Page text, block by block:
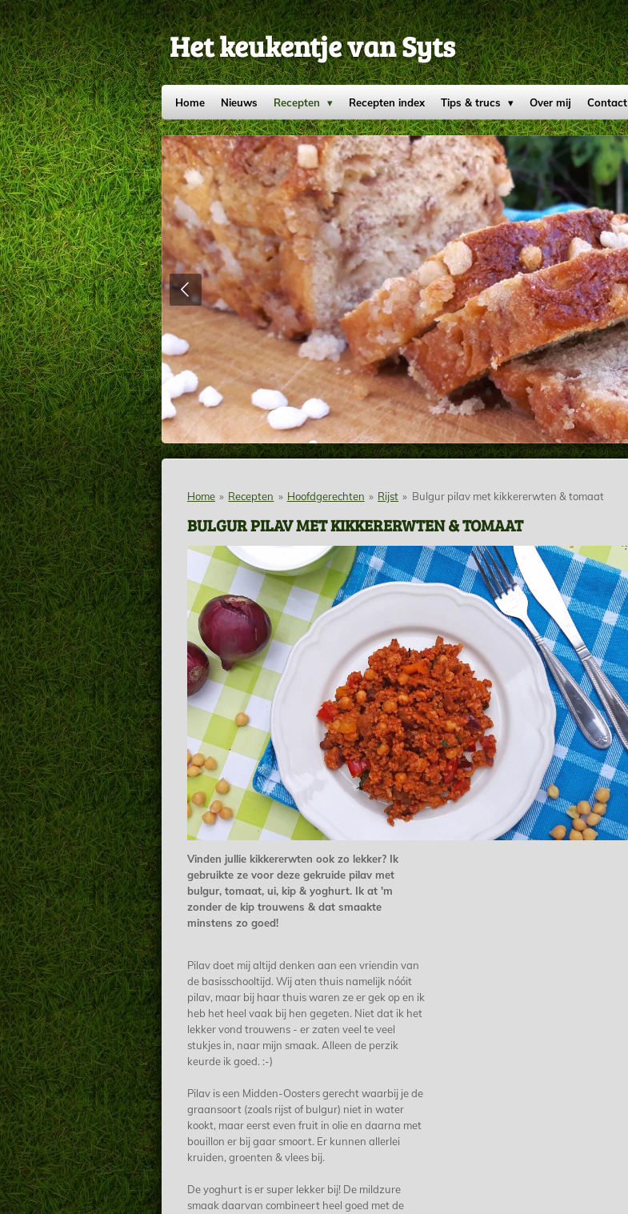
Ga
direct
naar
de
hoofdinhoud
Het keukentje van Syts
Home Nieuws Recepten Recepten index Tips & trucs Over mij Contact
Home » Recepten » Hoofdgerechten » Rijst » Bulgur pilav met kikkererwten & tomaat
BULGUR PILAV MET KIKKERERWTEN & TOMAAT
Vinden jullie kikkererwten ook zo lekker? Ik
gebruikte ze voor deze gekruide pilav met
bulgur, tomaat, ui, kip & yoghurt. Ik at 'm
zonder de kip trouwens & dat smaakte
minstens zo goed!
Pilav doet mij altijd denken aan een vriendin van
de basisschooltijd. Wij aten thuis namelijk nóóit
pilav, maar bij haar thuis waren ze er gek op en ik
heb het heel vaak bij hen gegeten. Niet dat ik het
lekker vond trouwens - er zaten veel te veel
stukjes in, naar mijn smaak. Alleen de perzik
keurde ik goed. :-)
Pilav is een Midden-Oosters gerecht waarbij je de
graansoort (zoals rijst of bulgur) niet in water
kookt, maar eerst even fruit in olie en daarna met
bouillon er bij gaar smoort. Er kunnen allerlei
kruiden, groenten & vlees bij.
De yoghurt is er super lekker bij! De mildzure
smaak daarvan combineert heel goed met de